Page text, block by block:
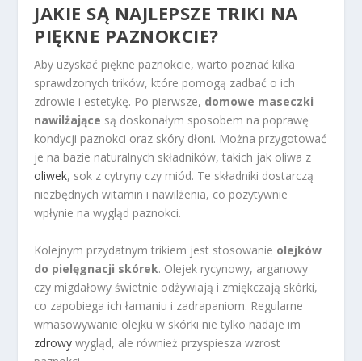
JAKIE SĄ NAJLEPSZE TRIKI NA
PIĘKNE PAZNOKCIE?
Aby uzyskać piękne paznokcie, warto poznać kilka
sprawdzonych trików, które pomogą zadbać o ich
zdrowie i estetykę. Po pierwsze, domowe maseczki
nawilżające są doskonałym sposobem na poprawę
kondycji paznokci oraz skóry dłoni. Można przygotować
je na bazie naturalnych składników, takich jak oliwa z
oliwek, sok z cytryny czy miód. Te składniki dostarczą
niezbędnych witamin i nawilżenia, co pozytywnie
wpłynie na wygląd paznokci.
Kolejnym przydatnym trikiem jest stosowanie olejków
do pielęgnacji skórek. Olejek rycynowy, arganowy
czy migdałowy świetnie odżywiają i zmiękczają skórki,
co zapobiega ich łamaniu i zadrapaniom. Regularne
wmasowywanie olejku w skórki nie tylko nadaje im
zdrowy wygląd, ale również przyspiesza wzrost